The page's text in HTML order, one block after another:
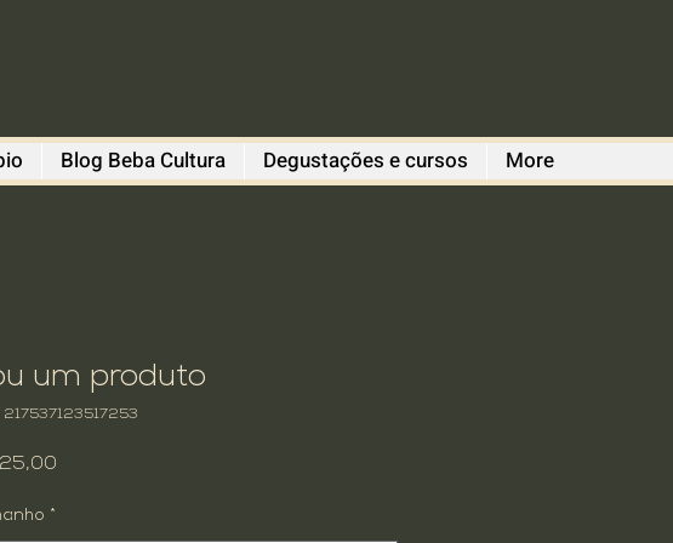
Blog Beba Cultura Degustações e cursos More
um produto
217537123517253
*